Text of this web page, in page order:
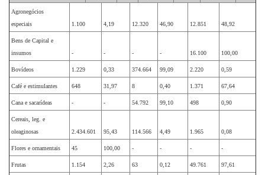
Agronegócios
especiais
1.100 4,19 12.320 46,90 12.851 48,92
Bens de Capital e
insumos
- - - - 16.100 100,00
Bovídeos 1.229 0,33 374.664 99,09 2.220 0,59
Café e estimulantes 648 31,97 8 0,40 1.371 67,64
Cana e sacarídeas - - 54.792 99,10 498 0,90
Cereais, leg. e
oleaginosas
2.434.601 95,43 114.566 4,49 1.965 0,08
Flores e ornamentais 45 100,00 - - - -
Frutas 1.154 2,26 63 0,12 49.761 97,61